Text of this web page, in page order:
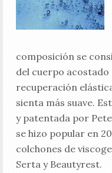
composición se
del cuerpo
recuperación
sienta más suave.
y patentada por
se hizo popular en
colchones de
Serta y Beautyrest.